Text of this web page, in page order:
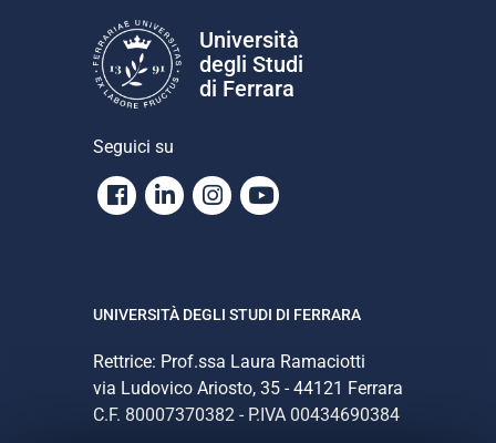
Università
degli Studi
di Ferrara
Seguici su
Facebook
LinkedinInstagram
Youtube
UNIVERSITÀ DEGLI STUDI DI FERRARA
Rettrice: Prof.ssa Laura Ramaciotti
via Ludovico Ariosto, 35 - 44121 Ferrara
C.F. 80007370382 - P.IVA 00434690384